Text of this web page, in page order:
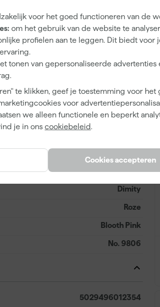
voor het goed functioneren van de
om het gebruik van de website te
profielen aan te leggen. Dit biedt voor
tonen van gepersonaliseerde advertenties
te klikken, geef je toestemming voor het
voor
we alleen functionele en beperkt
je in ons cookiebeleid.
Cookies accepteren
4 h
12 m²/l
1
Waterbasis (acryl)
Dimity
Roze
Blooth Pink
No. 9806
5029496012354